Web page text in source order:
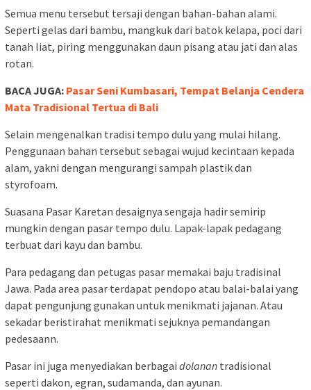
Semua menu tersebut tersaji dengan bahan-bahan alami.
Seperti gelas dari bambu, mangkuk dari batok kelapa, poci dari
tanah liat, piring menggunakan daun pisang atau jati dan alas
rotan.
BACA JUGA: Pasar Seni Kumbasari, Tempat Belanja Cendera
Mata Tradisional Tertua di Bali
Selain mengenalkan tradisi tempo dulu yang mulai hilang.
Penggunaan bahan tersebut sebagai wujud kecintaan kepada
alam, yakni dengan mengurangi sampah plastik dan
styrofoam.
Suasana Pasar Karetan desaignya sengaja hadir semirip
mungkin dengan pasar tempo dulu. Lapak-lapak pedagang
terbuat dari kayu dan bambu.
Para pedagang dan petugas pasar memakai baju tradisinal
Jawa. Pada area pasar terdapat pendopo atau balai-balai yang
dapat pengunjung gunakan untuk menikmati jajanan. Atau
sekadar beristirahat menikmati sejuknya pemandangan
pedesaann.
Pasar ini juga menyediakan berbagai dolanan tradisional
seperti dakon, egran, sudamanda, dan ayunan.